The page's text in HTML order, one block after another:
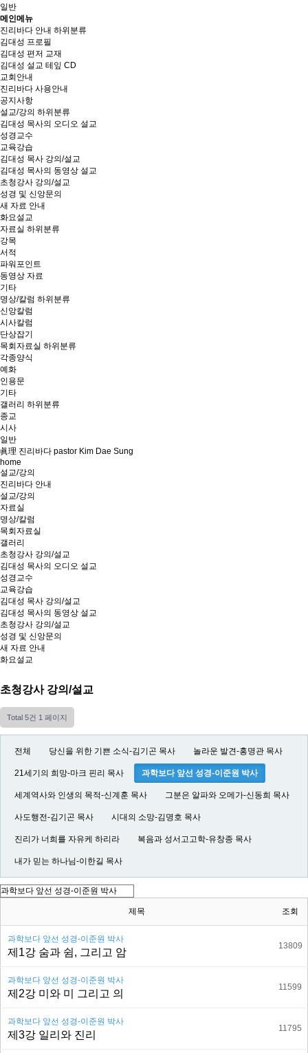
일반
메인메뉴
진리바다 안내 하위분류
김대성 프로필
김대성 편저 교재
김대성 설교 테잎 CD
교회안내
진리바다 사용안내
공지사항
설교/강의 하위분류
김대성 목사의 오디오 설교
성경교수
교육강습
김대성 목사 강의/설교
김대성 목사의 동영상 설교
초청강사 강의/설교
성경 및 신앙문의
새 자료 안내
화요설교
자료실 하위분류
강목
서적
파워포인트
동영상 자료
기타
명상/칼럼 하위분류
신앙칼럼
시사칼럼
단상잡기
목회자료실 하위분류
각종양식
예화
인용문
기타
갤러리 하위분류
종교
시사
일반
眞理 진리바다 pastor Kim Dae Sung
home
설교/강의
진리바다 안내
설교/강의
자료실
명상/칼럼
목회자료실
갤러리
초청강사 강의/설교
김대성 목사의 오디오 설교
성경교수
교육강습
김대성 목사 강의/설교
김대성 목사의 동영상 설교
초청강사 강의/설교
성경 및 신앙문의
새 자료 안내
화요설교
초청강사 강의/설교
Total 5건 1 페이지
전체 당신을 위한 기쁜 소식-김기곤 목사 놀라운 발견-홍명관 목사
21세기의 희망-마크 핀리 목사 과학보다 앞선 성경-이준원 박사
세계역사와 인생의 목적-신계훈 목사 그분은 알파와 오메가-신동희 목사
사도행전-김기곤 목사 시대의 소망-김명호 목사
진리가 너희를 자유케 하리라 복음과 성서고고학-유창종 목사
내가 믿는 하나님-이한길 목사
제목 조회
과학보다 앞선 성경-이준원 박사
제1강 숨과 쉼, 그리고 암
13809
과학보다 앞선 성경-이준원 박사
제2강 미와 미 그리고 의
11599
과학보다 앞선 성경-이준원 박사
제3강 일리와 진리
11795